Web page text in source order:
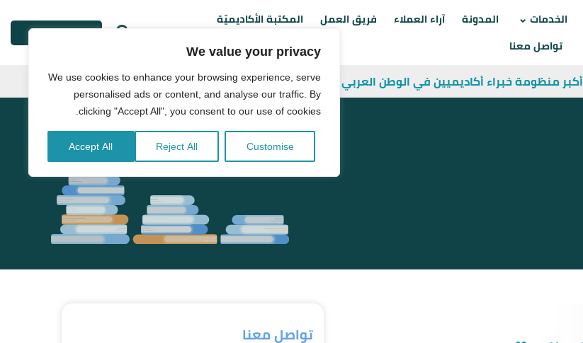
We value your privacy
We use cookies to enhance your browsing experience, serve
personalised ads or content, and analyse our traffic. By
clicking "Accept All", you consent to our use of cookies.
Customise
Reject All
Accept All
الخدمات المدونة آراء العملاء فريق العمل المكتبة الأكاديميّة
تواصل معنا
طلب خدمة
أكبر منظومة خبراء أكاديميين في الوطن العربي
تواصل معنا